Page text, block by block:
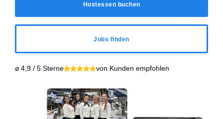
Hostessen buchen
Jobs finden
⌀ 4,9 / 5 Sterne von Kunden empfohlen